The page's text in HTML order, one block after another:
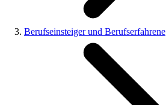
Berufseinsteiger und Berufserfahrene